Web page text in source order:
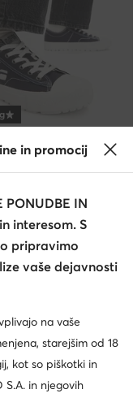
Raw
Modne superge · Mornarsko modra
in promocij
IN
interesom. S
pripravimo
vaše dejavnosti
na vaše
starejšim od 18
kot so piškotki in
in njegovih